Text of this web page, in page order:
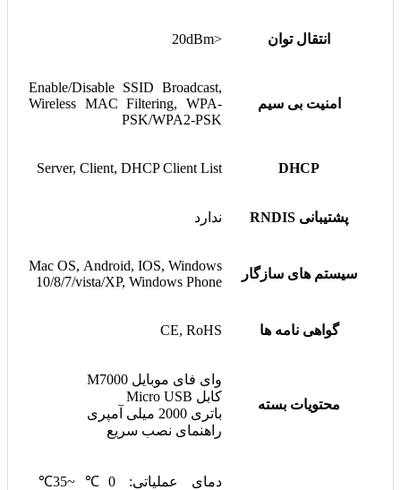
انتقال توان <20dBm
امنیت بی سیم
Enable/Disable SSID Broadcast,
Wireless MAC Filtering, WPA-
PSK/WPA2-PSK
DHCP
Server, Client, DHCP Client List
پشتیبانی RNDIS ندارد
سیستم های سازگار
Mac OS, Android, IOS, Windows
10/8/7/vista/XP, Windows Phone
گواهی نامه ها CE, RoHS
محتویات بسته
وای فای موبایل M7000
کابل Micro USB
باتری 2000 میلی آمپری
راهنمای نصب سریع
دمای عملیاتی: 0℃~35℃